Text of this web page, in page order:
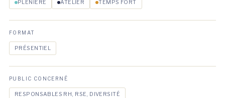
PLÉNIÈRE ATELIER TEMPS FORT
FORMAT
PRÉSENTIEL
PUBLIC CONCERNÉ
RESPONSABLES RH, RSE, DIVERSITÉ